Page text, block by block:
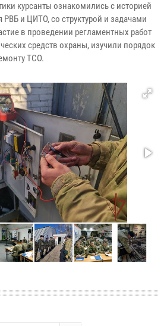
курсанты ознакомились с историей
и ЦИТО, со структурой и задачами
в проведении регламентных работ
средств охраны, изучили порядок
ТСО.